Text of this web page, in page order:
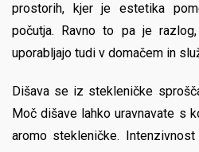
prostorih, kjer je estetika
počutja. Ravno to pa je
uporabljajo tudi v domačem in
Dišava se iz stekleničke
Moč dišave lahko uravnavate s
aromo stekleničke.